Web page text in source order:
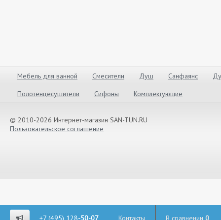
Мебель для ванной Смесители Душ Санфаянс
Полотенцесушители
Сифоны Комплектующие
© 2010-2026 Интернет-магазин SAN-TUN.RU
Пользовательское соглашение
+7 (495) 128-50-07 Контакты В сравнении 0